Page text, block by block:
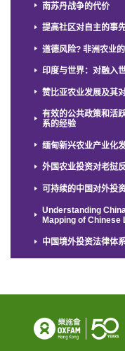
南苏丹战争的代价
提高社区对自主的事
道德风险? 非洲农业
印度与世界：对融入
赞比亚农业发展及其
有效的公共政策和活
系的经验
缅甸新兴农业产业化
外国农业投资对老挝
可持续的中国对外投
Understanding
Mapping of
中国境外投资法律体